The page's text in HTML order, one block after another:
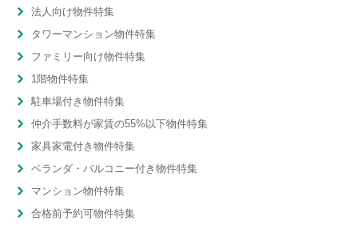
法人向け物件特集
タワーマンション物件特集
ファミリー向け物件特集
1階物件特集
駐車場付き物件特集
仲介手数料が家賃の55%以下物件特集
家具家電付き物件特集
ベランダ・バルコニー付き物件特集
マンション物件特集
合格前予約可物件特集